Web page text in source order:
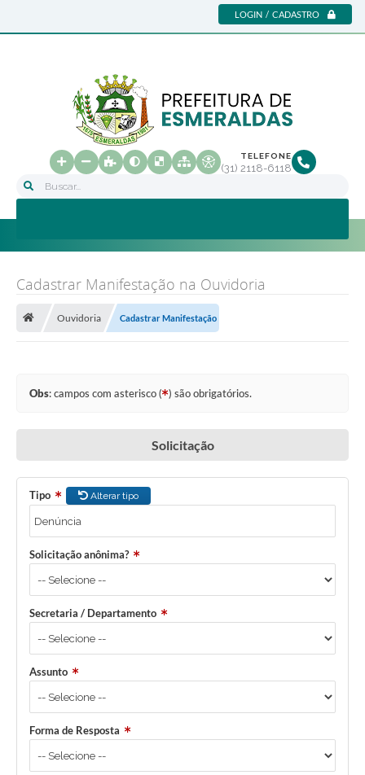
LOGIN / CADASTRO
Buscar...
TELEFONE
(31) 2118-6118
Cadastrar Manifestação na Ouvidoria
Ouvidoria Cadastrar Manifestação
Obs: campos com asterisco ( ) são obrigatórios.
Solicitação
Tipo Alterar tipo
Solicitação anônima?
Secretaria / Departamento
Assunto
Forma de Resposta